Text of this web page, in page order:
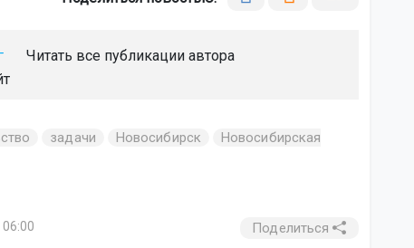
Читать все публикации автора
задачи Новосибирск
Новосибирская
06:00 Поделиться